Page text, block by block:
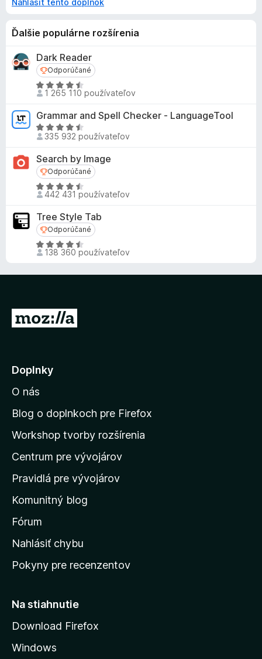
Nahlásiť tento doplnok
Ďalšie populárne rozšírenia
Dark Reader
Odporúčané
Odporúčané
H
o
d
n
o
e
n
i
e
4
,
5
z
1 265 110 používateľov
Grammar and Spell Checker - LanguageTool
H
o
d
n
o
t
n
i
e
:
,
5
335 932 používateľov
Search by Image
Odporúčané
Odporúčané
H
o
d
n
o
t
n
:
4
5
442 431 používateľov
Tree Style Tab
Odporúčané
Odporúčané
H
o
t
e
:
,
z
138 360 používateľov
P
j
ť
n
d
o
m
v
s
k
s
r
n
k
Doplnky
O nás
Blog o doplnkoch pre Firefox
Workshop tvorby rozšírenia
Centrum pre vývojárov
Pravidlá pre vývojárov
Komunitný blog
Fórum
Nahlásiť chybu
Pokyny pre recenzentov
Na stiahnutie
Download Firefox
Windows